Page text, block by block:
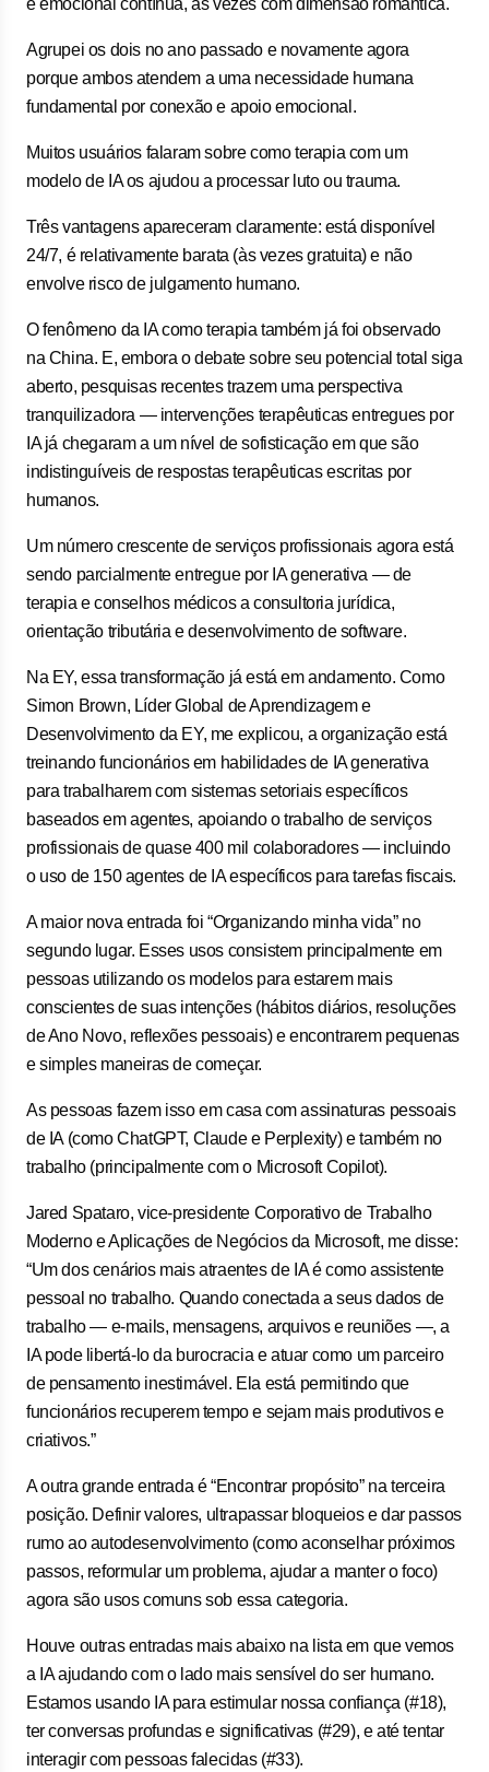
e emocional contínua, às vezes com dimensão romântica.
Agrupei os dois no ano passado e novamente agora
porque ambos atendem a uma necessidade humana
fundamental por conexão e apoio emocional.
Muitos usuários falaram sobre como terapia com um
modelo de IA os ajudou a processar luto ou trauma.
Três vantagens apareceram claramente: está disponível
24/7, é relativamente barata (às vezes gratuita) e não
envolve risco de julgamento humano.
O fenômeno da IA como terapia também já foi observado
na China. E, embora o debate sobre seu potencial total siga
aberto, pesquisas recentes trazem uma perspectiva
tranquilizadora — intervenções terapêuticas entregues por
IA já chegaram a um nível de sofisticação em que são
indistinguíveis de respostas terapêuticas escritas por
humanos.
Um número crescente de serviços profissionais agora está
sendo parcialmente entregue por IA generativa — de
terapia e conselhos médicos a consultoria jurídica,
orientação tributária e desenvolvimento de software.
Na EY, essa transformação já está em andamento. Como
Simon Brown, Líder Global de Aprendizagem e
Desenvolvimento da EY, me explicou, a organização está
treinando funcionários em habilidades de IA generativa
para trabalharem com sistemas setoriais específicos
baseados em agentes, apoiando o trabalho de serviços
profissionais de quase 400 mil colaboradores — incluindo
o uso de 150 agentes de IA específicos para tarefas fiscais.
A maior nova entrada foi “Organizando minha vida” no
segundo lugar. Esses usos consistem principalmente em
pessoas utilizando os modelos para estarem mais
conscientes de suas intenções (hábitos diários, resoluções
de Ano Novo, reflexões pessoais) e encontrarem pequenas
e simples maneiras de começar.
As pessoas fazem isso em casa com assinaturas pessoais
de IA (como ChatGPT, Claude e Perplexity) e também no
trabalho (principalmente com o Microsoft Copilot).
Jared Spataro, vice-presidente Corporativo de Trabalho
Moderno e Aplicações de Negócios da Microsoft, me disse:
“Um dos cenários mais atraentes de IA é como assistente
pessoal no trabalho. Quando conectada a seus dados de
trabalho — e-mails, mensagens, arquivos e reuniões —, a
IA pode libertá-lo da burocracia e atuar como um parceiro
de pensamento inestimável. Ela está permitindo que
funcionários recuperem tempo e sejam mais produtivos e
criativos.”
A outra grande entrada é “Encontrar propósito” na terceira
posição. Definir valores, ultrapassar bloqueios e dar passos
rumo ao autodesenvolvimento (como aconselhar próximos
passos, reformular um problema, ajudar a manter o foco)
agora são usos comuns sob essa categoria.
Houve outras entradas mais abaixo na lista em que vemos
a IA ajudando com o lado mais sensível do ser humano.
Estamos usando IA para estimular nossa confiança (#18),
ter conversas profundas e significativas (#29), e até tentar
interagir com pessoas falecidas (#33).